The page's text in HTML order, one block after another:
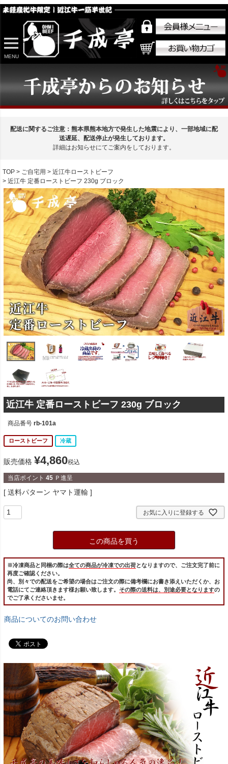
MENU
配送に関するご注意：熊本県熊本地方で発生した地震により、一部地域に配
送遅延、配送停止が発生しております。
詳細はお知らせにてご案内をしております。
TOP ご自宅用
近江牛ローストビーフ
近江牛 定番ローストビーフ 230g ブロック
近江牛 定番ローストビーフ 230g ブロック
商品番号 rb-101a
ローストビーフ 冷蔵
販売価格 ¥4,860税込
当店ポイント 45 Ｐ進呈
送料パターン ヤマト運輸
お気に入りに登録する
この商品を買う
※冷凍商品と同梱の際は全ての商品が冷凍での出荷となりますので、ご注文完了前に
再度ご確認ください。
尚、別々での配送をご希望の場合はご注文の際に備考欄にお書き添えいただくか、お
電話にてご連絡頂きます様お願い致します。 その際の送料は、別途必要となりますの
でご了承くださいませ。
商品についてのお問い合わせ